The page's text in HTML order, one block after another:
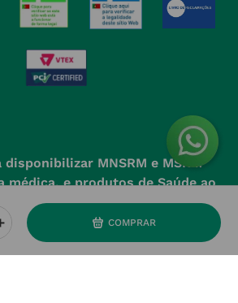
COMPRAR
MNSRM e MSRM
médica, e produtos de Saúde ao
da Internet, pelo Infarmed. "